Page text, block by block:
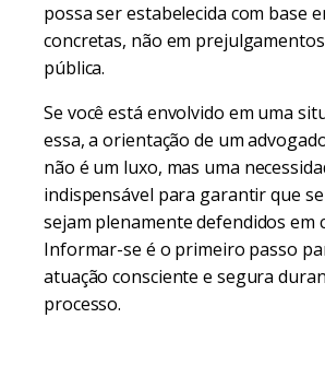
possa ser estabelecida com base
concretas, não em
pública.
Se você está envolvido em uma
essa, a orientação de um
não é um luxo, mas uma
indispensável para garantir que
sejam plenamente defendidos em
Informar-se é o primeiro passo
atuação consciente e segura
processo.